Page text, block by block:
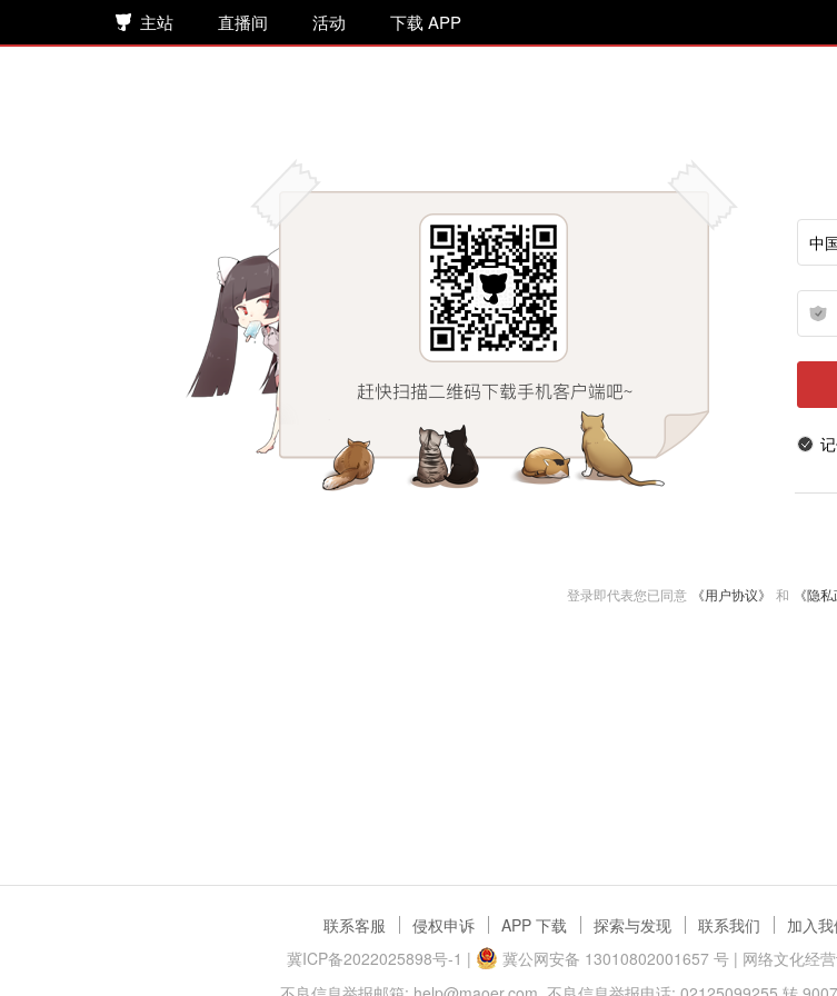
主站 直播间 活动 下载 APP
中
登录即代表您已同意 《用户协议》 和 《隐
联系客服 侵权申诉 APP 下载 探索与发现 联系我们 加入我
冀ICP备2022025898号-1 | 冀公网安备 13010802001657 号| 网络文化经